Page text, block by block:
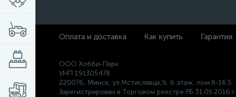
Оплата и доставка Как купить Гарантия
ООО Хобби-Парк
УНП 191305478
220076, Минск, ул.Мстиславца,9, 6 этаж, пом.8-16.5
Зарегистрирован в Торговом реестре РБ 31.05.2016 г.